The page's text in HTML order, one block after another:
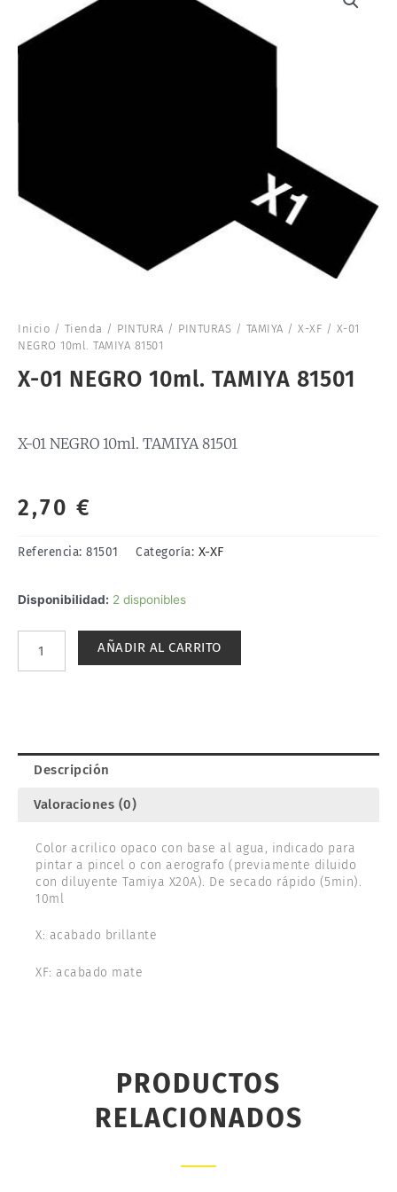
Inicio / Tienda / PINTURA / PINTURAS / TAMIYA / X-XF / X-01
NEGRO 10ml. TAMIYA 81501
X-01 NEGRO 10ml. TAMIYA 81501
X-01 NEGRO 10ml. TAMIYA 81501
2,70 €
Referencia: 81501 Categoría: X-XF
Disponibilidad: 2 disponibles
X-
10ml.
AÑADIR AL CARRITO
Descripción
Valoraciones (0)
Color acrilico opaco con base al agua, indicado para
pintar a pincel o con aerografo (previamente diluido
con diluyente Tamiya X20A). De secado rápido (5min).
10ml
X: acabado brillante
XF: acabado mate
PRODUCTOS
RELACIONADOS